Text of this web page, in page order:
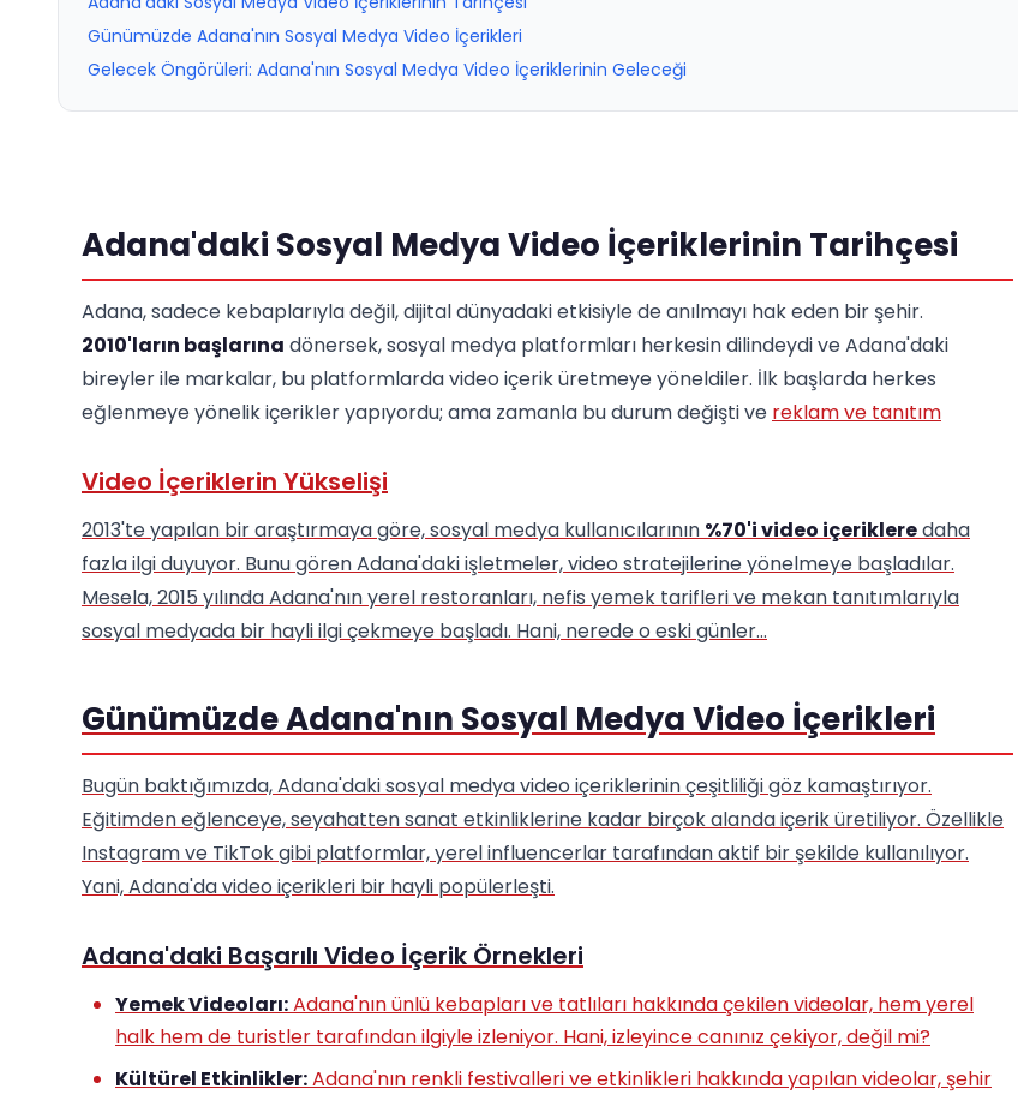
Günümüzde Adana'nın Sosyal Medya Video İçerikleri
Gelecek Öngörüleri: Adana'nın Sosyal Medya Video İçeriklerinin Geleceği
Adana'daki Sosyal Medya Video İçeriklerinin Tarihçesi
Adana, sadece kebaplarıyla değil, dijital dünyadaki etkisiyle de anılmayı hak eden bir şehir.
2010'ların başlarına dönersek, sosyal medya platformları herkesin dilindeydi ve Adana'daki
bireyler ile markalar, bu platformlarda video içerik üretmeye yöneldiler. İlk başlarda herkes
eğlenmeye yönelik içerikler yapıyordu; ama zamanla bu durum değişti ve reklam ve tanıtım
Video İçeriklerin Yükselişi
2013'te yapılan bir araştırmaya göre, sosyal medya kullanıcılarının %70'i video içerikleredaha
fazla ilgi duyuyor. Bunu gören Adana'daki işletmeler, video stratejilerine yönelmeye başladılar.
Mesela, 2015 yılında Adana'nın yerel restoranları, nefis yemek tarifleri ve mekan tanıtımlarıyla
sosyal medyada bir hayli ilgi çekmeye başladı. Hani, nerede o eski günler...
Günümüzde Adana'nın Sosyal Medya Video İçerikleri
Bugün baktığımızda, Adana'daki sosyal medya video içeriklerinin çeşitliliği göz kamaştırıyor.
Eğitimden eğlenceye, seyahatten sanat etkinliklerine kadar birçok alanda içerik üretiliyor. Özellikle
Instagram ve TikTok gibi platformlar, yerel influencerlar tarafından aktif bir şekilde kullanılıyor.
Yani, Adana'da video içerikleri bir hayli popülerleşti.
Adana'daki Başarılı Video İçerik Örnekleri
Yemek Videoları:Adana'nın ünlü kebapları ve tatlıları hakkında çekilen videolar, hem yerel
halk hem de turistler tarafından ilgiyle izleniyor. Hani, izleyince canınız çekiyor, değil mi?
Kültürel Etkinlikler:Adana'nın renkli festivalleri ve etkinlikleri hakkında yapılan videolar, şehir